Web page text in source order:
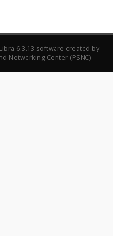
6.3.13 software created by
Networking Center (PSNC)